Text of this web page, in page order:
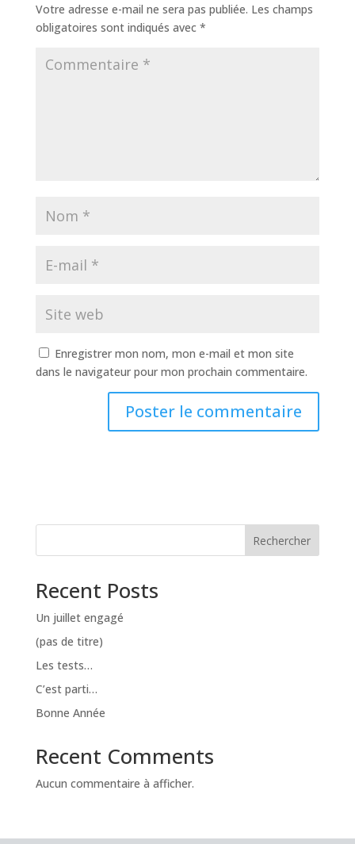
Votre adresse e-mail ne sera pas publiée. Les champs
obligatoires sont indiqués avec *
Enregistrer mon nom, mon e-mail et mon site
dans le navigateur pour mon prochain commentaire.
i
e
:
Rechercher
Recent Posts
Un juillet engagé
(pas de titre)
Les tests…
C’est parti…
Bonne Année
Recent Comments
Aucun commentaire à afficher.